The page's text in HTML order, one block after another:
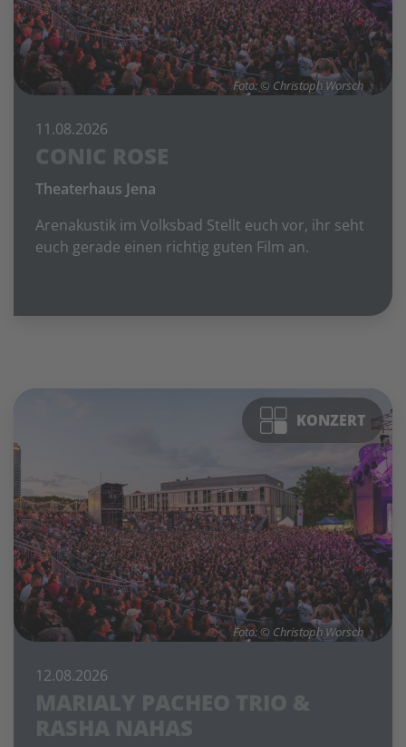
Foto: © Christoph Worsch
11.08.2026
CONIC ROSE
Theaterhaus Jena
Arenakustik im Volksbad Stellt euch vor, ihr seht
euch gerade einen richtig guten Film an.
KONZERT
Foto: © Christoph Worsch
12.08.2026